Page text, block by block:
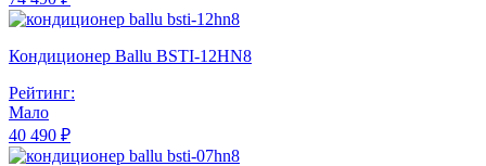
Кондиционер Ballu BSTI-12HN8
Рейтинг:
Мало
40 490 ₽